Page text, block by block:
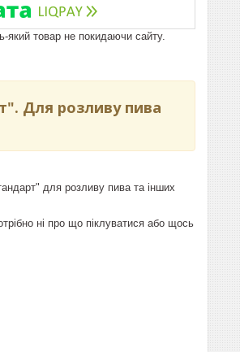
який товар не покидаючи сайту.
Для розливу пива
для розливу пива та інших
ні про що піклуватися або щось